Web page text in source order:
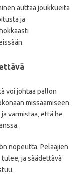
auttaa joukkueita
ja
voi johtaa pallon
missaamiseen.
varmistaa, että he
nopeutta. Pelaajien
ja säädettävä